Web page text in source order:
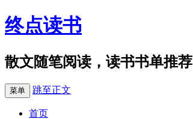
终点读书
散文随笔阅读，读书书单推荐
菜单 跳至正文
首页